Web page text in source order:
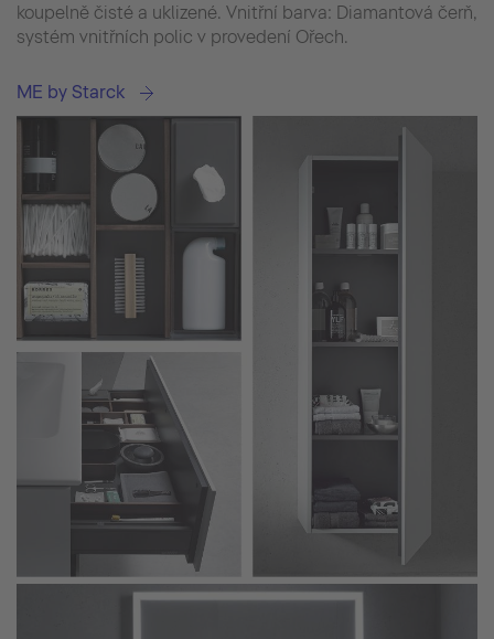
koupelně čisté a uklizené. Vnitřní barva: Diamantová čerň,
systém vnitřních polic v provedení Ořech.
ME by Starck